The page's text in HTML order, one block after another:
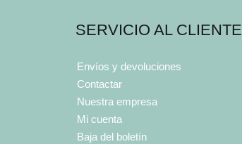
SERVICIO AL CLIENTE
Envíos y devoluciones
Contactar
Nuestra empresa
Mi cuenta
Baja del boletín